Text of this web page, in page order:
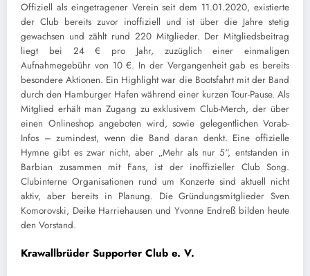
Offiziell als eingetragener Verein seit dem 11.01.2020, existierte
der Club bereits zuvor inoffiziell und ist über die Jahre stetig
gewachsen und zählt rund 220 Mitglieder. Der Mitgliedsbeitrag
liegt bei 24 € pro Jahr, zuzüglich einer einmaligen
Aufnahmegebühr von 10 €. In der Vergangenheit gab es bereits
besondere Aktionen. Ein Highlight war die Bootsfahrt mit der Band
durch den Hamburger Hafen während einer kurzen Tour-Pause. Als
Mitglied erhält man Zugang zu exklusivem Club-Merch, der über
einen Onlineshop angeboten wird, sowie gelegentlichen Vorab-
Infos – zumindest, wenn die Band daran denkt. Eine offizielle
Hymne gibt es zwar nicht, aber „Mehr als nur 5“, entstanden in
Barbian zusammen mit Fans, ist der inoffizieller Club Song.
Clubinterne Organisationen rund um Konzerte sind aktuell nicht
aktiv, aber bereits in Planung. Die Gründungsmitglieder Sven
Komorovski, Deike Harriehausen und Yvonne Endreß bilden heute
den Vorstand.
Krawallbrüder Supporter Club e. V.